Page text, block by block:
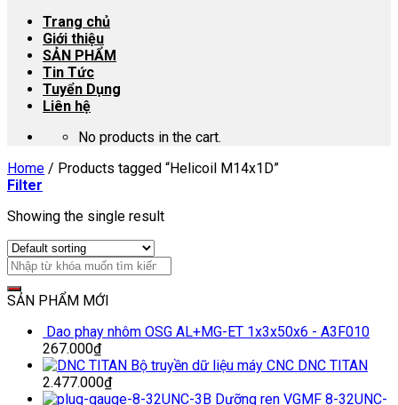
Trang chủ
Giới thiệu
SẢN PHẨM
Tin Tức
Tuyển Dụng
Liên hệ
No products in the cart.
Home / Products tagged “Helicoil M14x1D”
Filter
Showing the single result
SẢN PHẨM MỚI
Dao phay nhôm OSG AL+MG-ET 1x3x50x6 - A3F010
267.000₫
Bộ truyền dữ liệu máy CNC DNC TITAN
2.477.000₫
Dưỡng ren VGMF 8-32UNC-